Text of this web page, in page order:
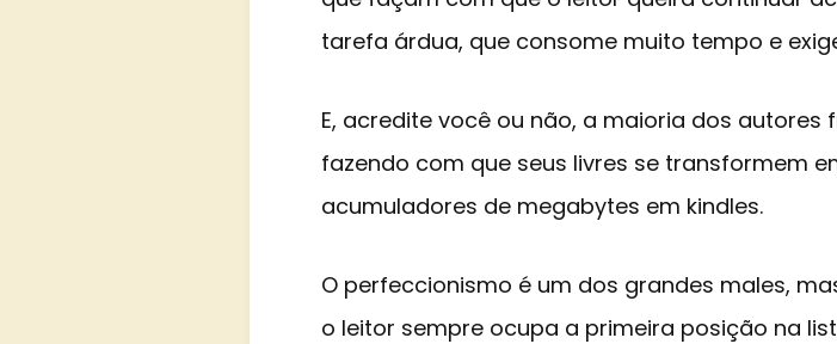
tarefa árdua, que consome muito tempo e
E, acredite você ou não, a maioria dos
fazendo com que seus livres se transformem
acumuladores de megabytes em kindles.
O perfeccionismo é um dos grandes males,
o leitor sempre ocupa a primeira posição na